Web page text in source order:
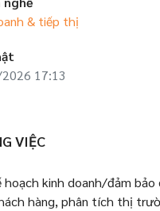
& tiếp thị
17:13
VIỆC
hoạch kinh doanh/đảm
hàng, phân tích thị